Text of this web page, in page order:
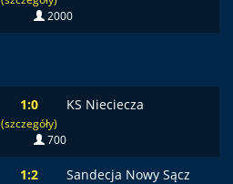
2000
1:0
(szczegóły)
KS Nieciecza
700
1:2 Sandecja Nowy Sącz